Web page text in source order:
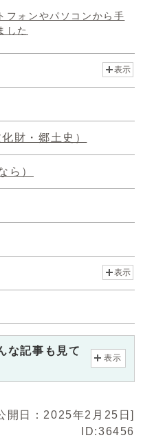
フォンやパソコンから手
した
表示
財・郷土史）
ら）
表示
な記事も見て
表示
開日：2025年2月25日]
ID:36456